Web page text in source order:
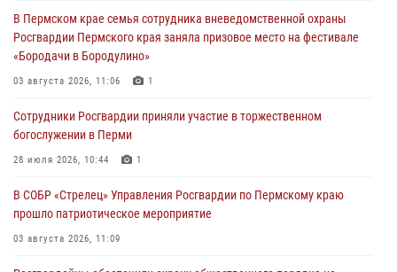
богослужении в Перми
28 июля 2026, 10:44
Росгвардейцы оказали силовую поддержку при задержании
28 июля 2026, 06:15
В Пермском крае семья сотрудника вневедомственной охраны
Росгвардии Пермского края заняла призовое место на фестивале
«Бородачи в Бородулино»
03 августа 2026, 11:06 1
Сотрудники Росгвардии приняли участие в торжественном
богослужении в Перми
28 июля 2026, 10:44 1
В СОБР «Стрелец» Управления Росгвардии по Пермскому краю
прошло патриотическое мероприятие
03 августа 2026, 11:09